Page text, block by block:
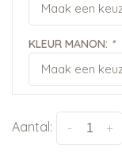
Maak een
KLEUR MANON: *
Maak een
Aantal: +
-